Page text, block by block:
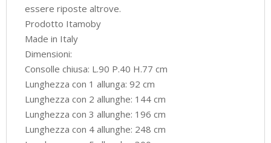
essere riposte altrove.
Prodotto Itamoby
Made in Italy
Dimensioni:
Consolle chiusa: L.90 P.40 H.77 cm
Lunghezza con 1 allunga: 92 cm
Lunghezza con 2 allunghe: 144 cm
Lunghezza con 3 allunghe: 196 cm
Lunghezza con 4 allunghe: 248 cm